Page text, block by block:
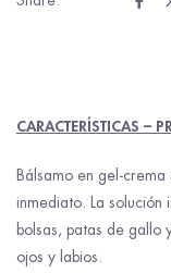
CARACTERÍSTICAS –
Bálsamo en gel-
inmediato. La
bolsas, patas de gallo
ojos y labios.